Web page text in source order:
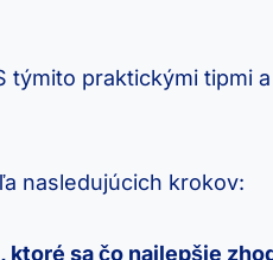
praktickými ‌tipmi
nasledujúcich krokov:
sa čo najlepšie